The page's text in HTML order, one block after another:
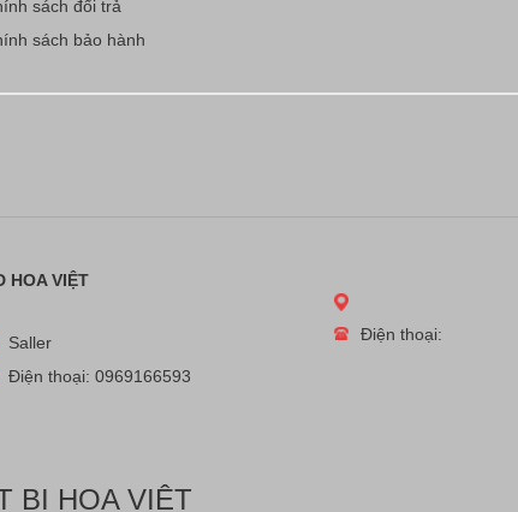
sách đổi trả
sách bảo hành
HOA VIỆT
Saller
Điện thoại: 0969166593
Điện thoại:
BỊ HOA VIỆT